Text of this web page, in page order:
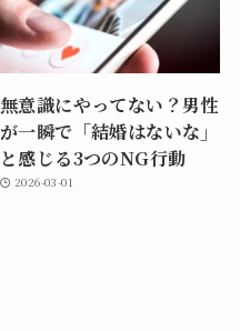
無意識にやってない？男性
が一瞬で「結婚はないな」
と感じる3つのNG行動
2026-03-01